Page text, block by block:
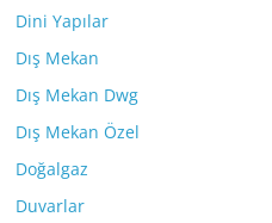
Dini Yapılar
Dış Mekan
Dış Mekan Dwg
Dış Mekan Özel
Doğalgaz
Duvarlar